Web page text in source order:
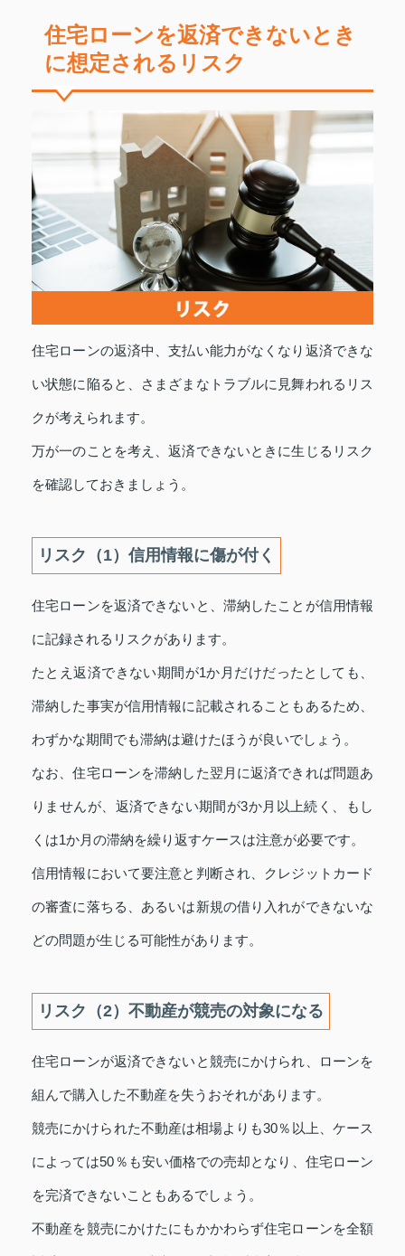
住宅ローンを返済できないとき
に想定されるリスク
住宅ローンの返済中、支払い能力がなくなり返済できな
い状態に陥ると、さまざまなトラブルに見舞われるリス
クが考えられます。
万が一のことを考え、返済できないときに生じるリスク
を確認しておきましょう。
リスク（1）信用情報に傷が付く
住宅ローンを返済できないと、滞納したことが信用情報
に記録されるリスクがあります。
たとえ返済できない期間が1か月だけだったとしても、
滞納した事実が信用情報に記載されることもあるため、
わずかな期間でも滞納は避けたほうが良いでしょう。
なお、住宅ローンを滞納した翌月に返済できれば問題あ
りませんが、返済できない期間が3か月以上続く、もし
くは1か月の滞納を繰り返すケースは注意が必要です。
信用情報において要注意と判断され、クレジットカード
の審査に落ちる、あるいは新規の借り入れができないな
どの問題が生じる可能性があります。
リスク（2）不動産が競売の対象になる
住宅ローンが返済できないと競売にかけられ、ローンを
組んで購入した不動産を失うおそれがあります。
競売にかけられた不動産は相場よりも30％以上、ケース
によっては50％も安い価格での売却となり、住宅ローン
を完済できないこともあるでしょう。
不動産を競売にかけたにもかかわらず住宅ローンを全額